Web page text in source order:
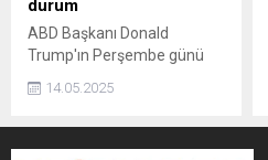
durum
ABD Başkanı Donald
Trump'ın Perşembe günü
merak ediliyor. Peki Trump
14.05.2025